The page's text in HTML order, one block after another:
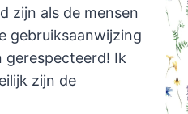
zijn als de mensen
gebruiksaanwijzing
gerespecteerd! Ik
zijn de